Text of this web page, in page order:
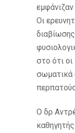
Οι
στο ότι
σωματικά
Ο δρ